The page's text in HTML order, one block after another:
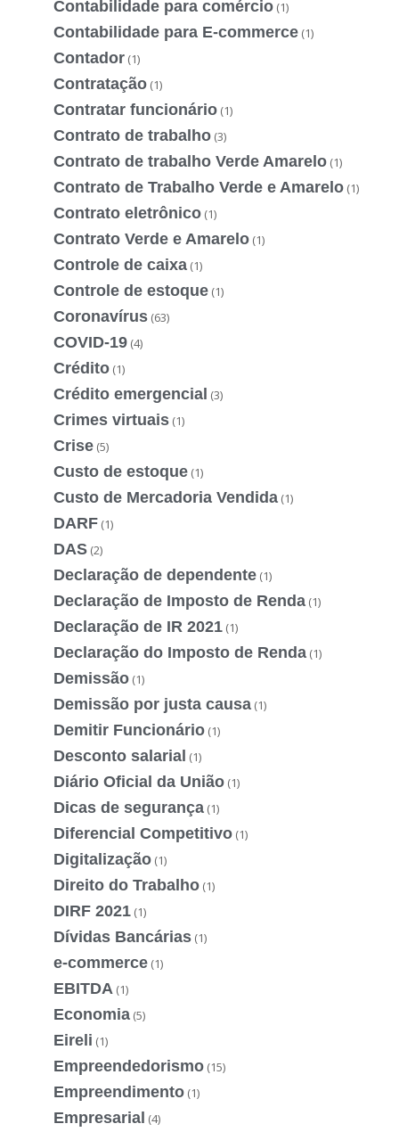
Contabilidade para comércio (1)
Contabilidade para E-commerce (1)
Contador (1)
Contratação (1)
Contratar funcionário (1)
Contrato de trabalho (3)
Contrato de trabalho Verde Amarelo (1)
Contrato de Trabalho Verde e Amarelo (1)
Contrato eletrônico (1)
Contrato Verde e Amarelo (1)
Controle de caixa (1)
Controle de estoque (1)
Coronavírus (63)
COVID-19 (4)
Crédito (1)
Crédito emergencial (3)
Crimes virtuais (1)
Crise (5)
Custo de estoque (1)
Custo de Mercadoria Vendida (1)
DARF (1)
DAS (2)
Declaração de dependente (1)
Declaração de Imposto de Renda (1)
Declaração de IR 2021 (1)
Declaração do Imposto de Renda (1)
Demissão (1)
Demissão por justa causa (1)
Demitir Funcionário (1)
Desconto salarial (1)
Diário Oficial da União (1)
Dicas de segurança (1)
Diferencial Competitivo (1)
Digitalização (1)
Direito do Trabalho (1)
DIRF 2021 (1)
Dívidas Bancárias (1)
e-commerce (1)
EBITDA (1)
Economia (5)
Eireli (1)
Empreendedorismo (15)
Empreendimento (1)
Empresarial (4)